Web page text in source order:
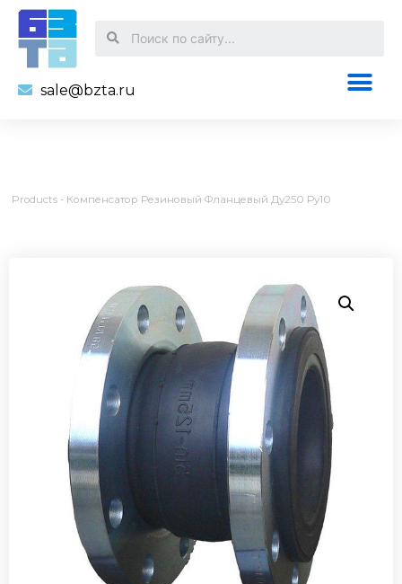
sale@bzta.ru
Products - Компенсатор Резиновый Фланцевый Ду250 Ру10